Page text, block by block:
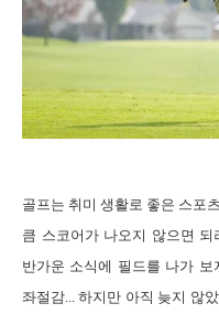
골프는 취미 생활로 좋은 스포
큼 스코어가 나오지 않으면
반가운 소식에 필드를 나가
좌절감 ...하지만 아직 늦지 않